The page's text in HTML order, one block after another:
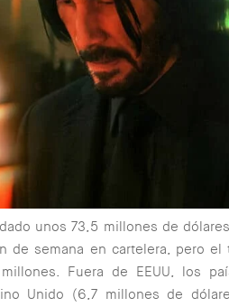
unos 73,5 millones de
de semana en cartelera, pero
Fuera de EEUU, los
Unido (6,7 millones de